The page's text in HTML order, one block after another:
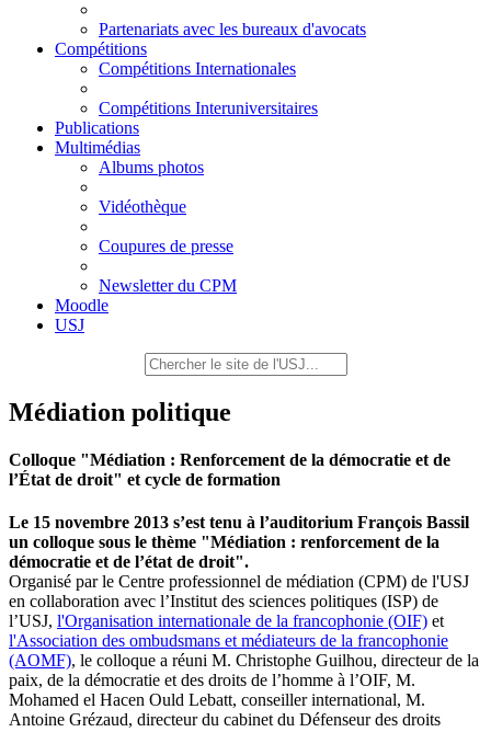
Partenariats avec les bureaux d'avocats
Compétitions
Compétitions Internationales
Compétitions Interuniversitaires
Publications
Multimédias
Albums photos
Vidéothèque
Coupures de presse
Newsletter du CPM
Moodle
USJ
Médiation politique
Colloque "Médiation : Renforcement de la démocratie et de
l’État de droit" et cycle de formation
Le 15 novembre 2013 s’est tenu à l’auditorium François Bassil
un colloque sous le thème "Médiation : renforcement de la
démocratie et de l’état de droit".
Organisé par le Centre professionnel de médiation (CPM) de l'USJ
en collaboration avec l’Institut des sciences politiques (ISP) de
l’USJ, l'Organisation internationale de la francophonie (OIF) et
l'Association des ombudsmans et médiateurs de la francophonie
(AOMF), le colloque a réuni M. Christophe Guilhou, directeur de la
paix, de la démocratie et des droits de l’homme à l’OIF, M.
Mohamed el Hacen Ould Lebatt, conseiller international, M.
Antoine Grézaud, directeur du cabinet du Défenseur des droits